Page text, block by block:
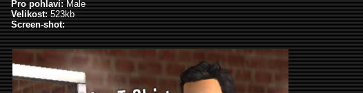
Pro pohlaví:Male
Velikost:523kb
Screen-shot: